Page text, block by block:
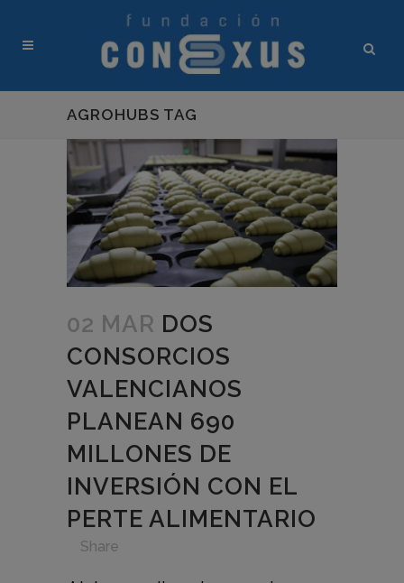
AGROHUBS TAG
02 MAR DOS
CONSORCIOS
VALENCIANOS
PLANEAN 690
MILLONES DE
INVERSIÓN CON EL
PERTE ALIMENTARIO
Share